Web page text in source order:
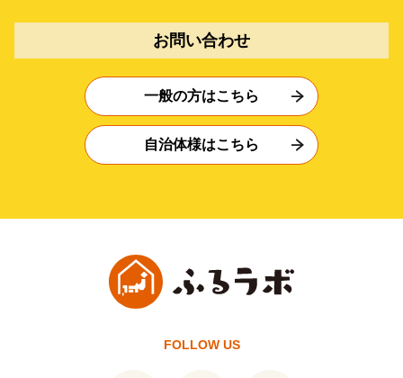
お問い合わせ
一般の方はこちら
自治体様はこちら
FOLLOW US